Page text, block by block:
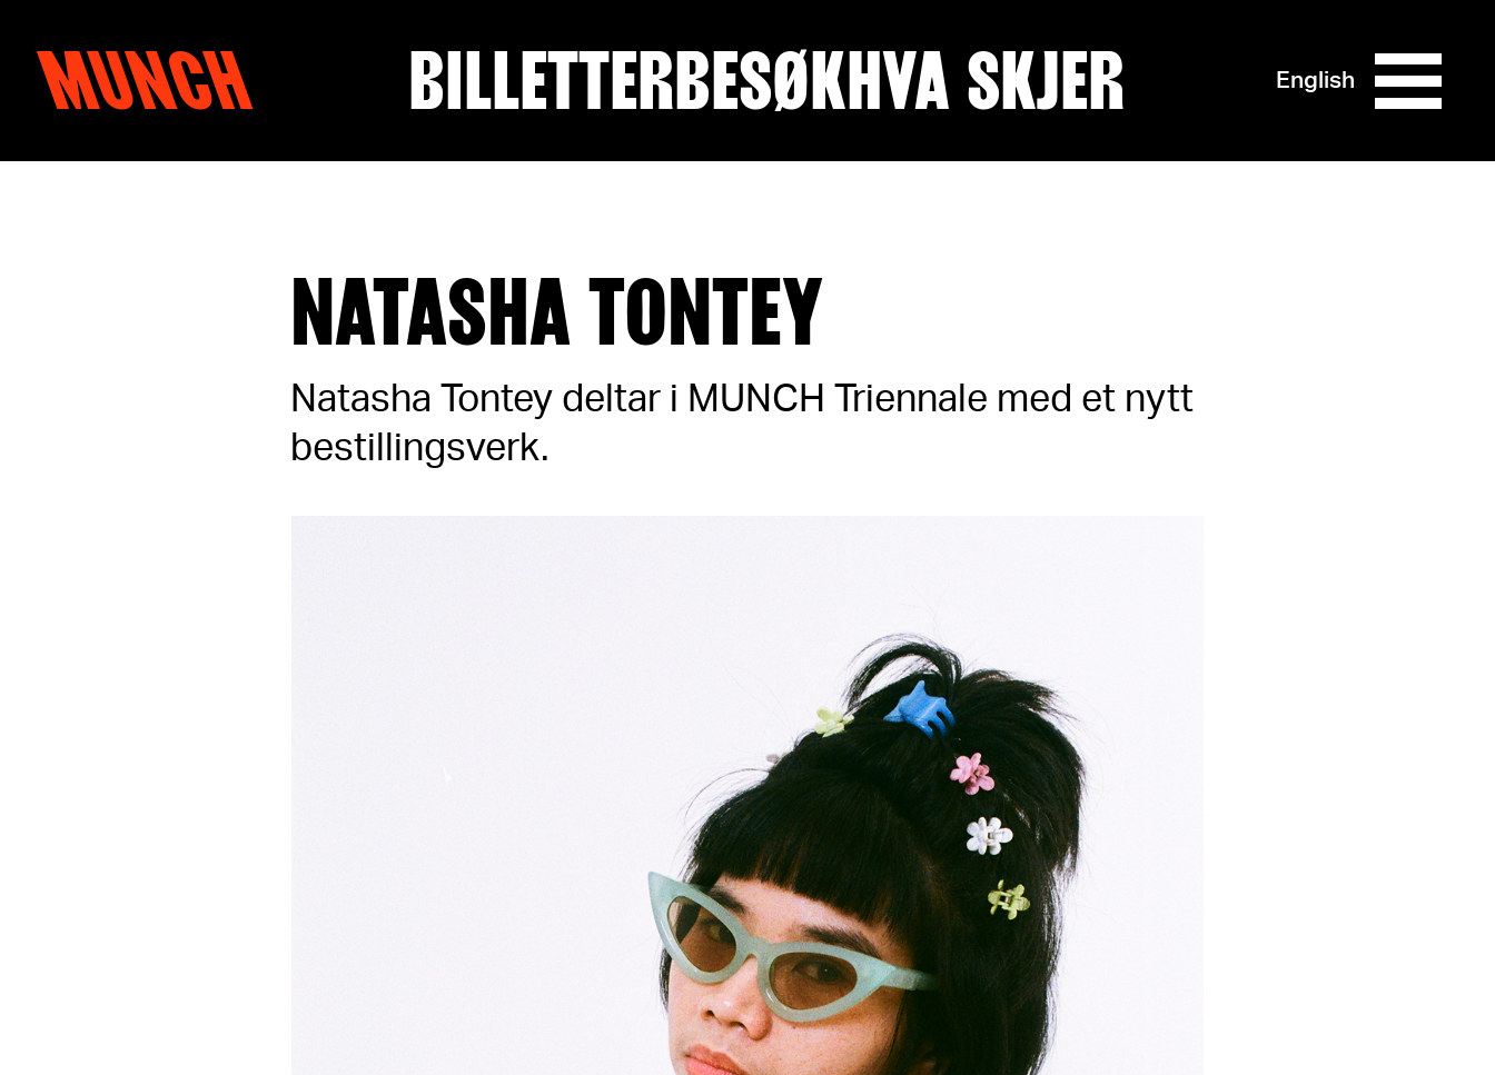
MUNCH BILLETTERBESØKHVA SKJER English
NATASHA TONTEY
Natasha Tontey deltar i MUNCH Triennale med et nytt
bestillingsverk.